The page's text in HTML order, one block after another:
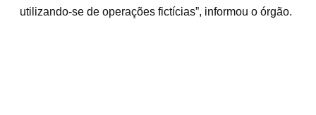
utilizando-se de operações fictícias”, informou o órgão.